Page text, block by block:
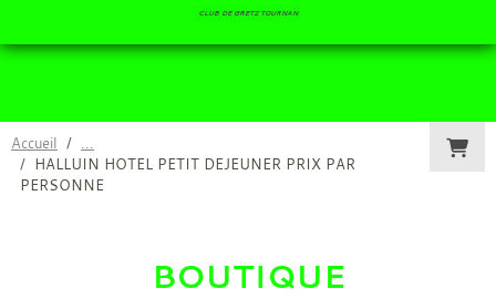
CLUB DE GRETZ TOURNAN
Accueil
HALLUIN HOTEL PETIT DEJEUNER PRIX PAR
PERSONNE
BOUTIQUE